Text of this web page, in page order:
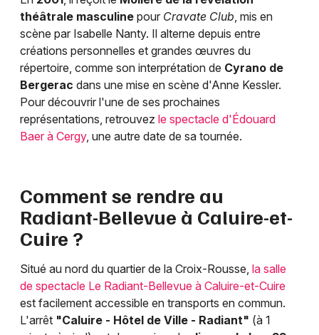
théâtrale masculine pour Cravate Club, mis en
scène par Isabelle Nanty. Il alterne depuis entre
créations personnelles et grandes œuvres du
répertoire, comme son interprétation de Cyrano de
Bergerac dans une mise en scène d'Anne Kessler.
Pour découvrir l'une de ses prochaines
représentations, retrouvez le spectacle d'Édouard
Baer à Cergy, une autre date de sa tournée.
Comment se rendre au
Radiant-Bellevue à Caluire-et-
Cuire ?
Situé au nord du quartier de la Croix-Rousse, la salle
de spectacle Le Radiant-Bellevue à Caluire-et-Cuire
est facilement accessible en transports en commun.
L'arrêt "Caluire - Hôtel de Ville - Radiant" (à 1